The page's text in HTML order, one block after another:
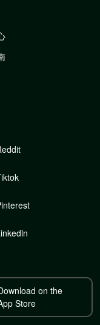
on the
Store